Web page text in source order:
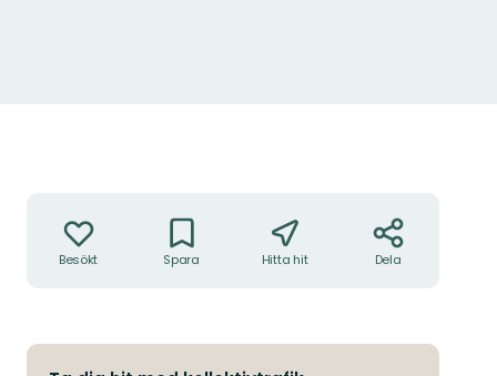
Besökt Spara Hitta hit Dela